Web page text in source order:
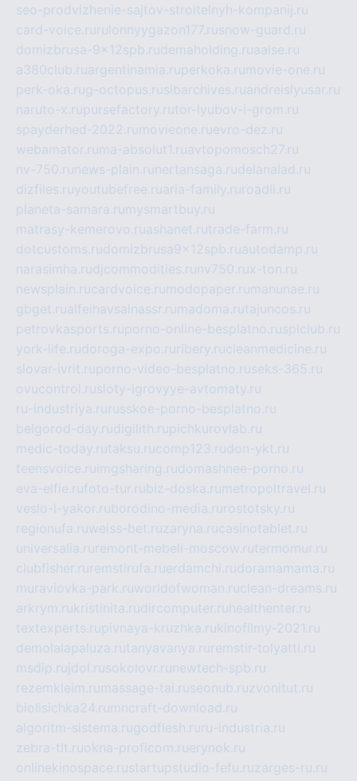
seo-prodvizhenie-sajtov-stroitelnyh-kompanij.ru
card-voice.ru rulonnyygazon177.rusnow-guard.ru
domizbrusa-9x12spb.rudemaholding.ruaalse.ru
a380club.ruargentinamia.ruperkoka.ru movie-one.ru
perk-oka.rug-octopus.rusibarchives.ruandreislyusar.ru
naruto-x.rupursefactory.rutor-lyubov-i-grom.ru
spayderhed-2022.ru movieone.ruevro-dez.ru
webamator.ru ma-absolut1.ruavtopomosch27.ru
nv-750.ru news-plain.ru nertansaga.rudelanalad.ru
dizfiles.ruyoutubefree.ruaria-family.ru roadli.ru
planeta-samara.ru mysmartbuy.ru
matrasy-kemerovo.ruashanet.rutrade-farm.ru
dotcustoms.rudomizbrusa9x12spb.ruautodamp.ru
narasimha.rudjcommodities.ru nv750.rux-ton.ru
newsplain.rucardvoice.ru modopaper.ru manunae.ru
gbget.rualfeihavsalnassr.ru madoma.rutajuncos.ru
petrovkasports.ruporno-online-besplatno.rusplclub.ru
york-life.rudoroga-expo.ru ribery.rucleanmedicine.ru
slovar-ivrit.ruporno-video-besplatno.ruseks-365.ru
ovucontrol.rusloty-igrovyye-avtomaty.ru
ru-industriya.ru russkoe-porno-besplatno.ru
belgorod-day.rudigilith.rupichkurovlab.ru
medic-today.rutaksu.rucomp123.rudon-ykt.ru
teensvoice.ru imgsharing.rudomashnee-porno.ru
eva-elfie.rufoto-tur.rubiz-doska.ru metropoltravel.ru
veslo-i-yakor.ruborodino-media.ru rostotsky.ru
regionufa.ruweiss-bet.ruzaryna.rucasinotablet.ru
universalia.ru remont-mebeli-moscow.rutermomur.ru
clubfisher.ru remstirufa.ruerdamchi.rudoramamama.ru
muraviovka-park.ruworldofwoman.ruclean-dreams.ru
arkrym.rukristinita.rudircomputer.ru healthenter.ru
textexperts.rupivnaya-kruzhka.rukinofilmy-2021.ru
demolalapaluza.rutanyavanya.ru remstir-tolyatti.ru
msdip.ru jdol.rusokolovr.ru newtech-spb.ru
rezemkleim.ru massage-tai.ruseonub.ruzvonitut.ru
biolisichka24.ru mncraft-download.ru
algoritm-sistema.rugodflesh.ru ru-industria.ru
zebra-tlt.ruokna-proficom.ruerynok.ru
onlinekinospace.rustartupstudio-fefu.ruzarges-ru.ru